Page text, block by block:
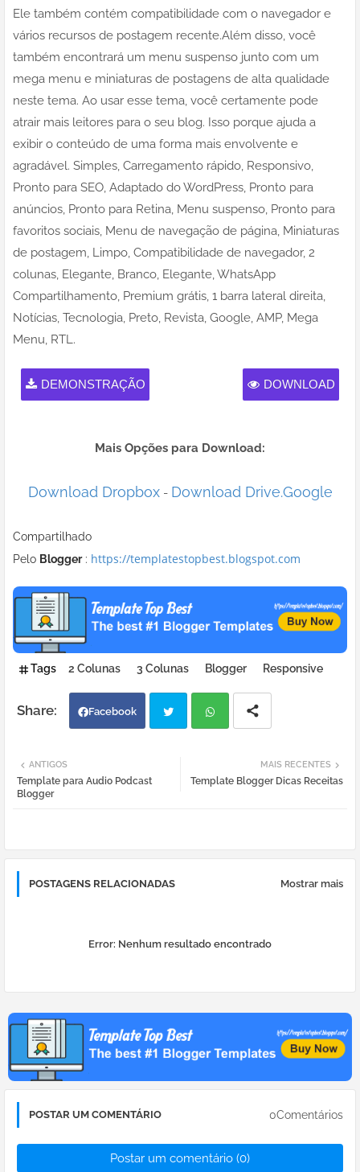
Ele também contém compatibilidade com o navegador e
vários recursos de postagem recente.Além disso, você
também encontrará um menu suspenso junto com um
mega menu e miniaturas de postagens de alta qualidade
neste tema. Ao usar esse tema, você certamente pode
atrair mais leitores para o seu blog. Isso porque ajuda a
exibir o conteúdo de uma forma mais envolvente e
agradável. Simples, Carregamento rápido, Responsivo,
Pronto para SEO, Adaptado do WordPress, Pronto para
anúncios, Pronto para Retina, Menu suspenso, Pronto para
favoritos sociais, Menu de navegação de página, Miniaturas
de postagem, Limpo, Compatibilidade de navegador, 2
colunas, Elegante, Branco, Elegante, WhatsApp
Compartilhamento, Premium grátis, 1 barra lateral direita,
Notícias, Tecnologia, Preto, Revista, Google, AMP, Mega
Menu, RTL.
DOWNLOAD
DEMONSTRAÇÃO
Mais Opções para Download:
Download Dropbox- Download Drive.Google
Compartilhado
Pelo Blogger: https://templatestopbest.blogspot.com
Tags 2 Colunas 3 Colunas Blogger Responsive
Facebook
atsa
MAIS RECENTES
Template Blogger Dicas Receitas
ANTIGOS
Template para Audio Podcast
Blogger
POSTAGENS RELACIONADAS Mostrar mais
Error: Nenhum resultado encontrado
POSTAR UM COMENTÁRIO 0Comentários
Postar um comentário (0)